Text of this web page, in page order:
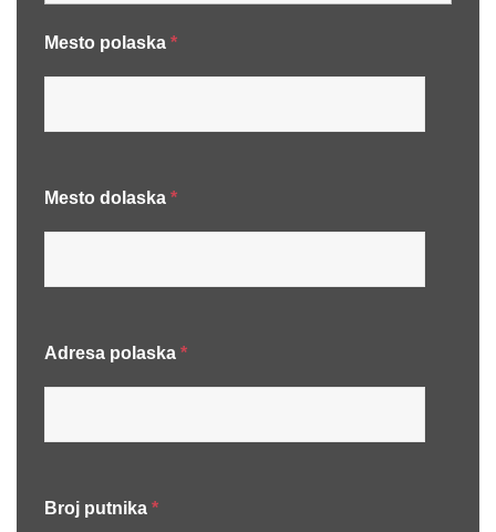
Mesto polaska *
Mesto dolaska *
Adresa polaska *
Broj putnika *